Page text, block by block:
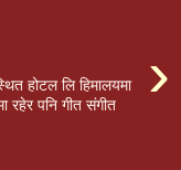
›
होटल लि हिमालयमा
रहेर पनि गीत संगीत